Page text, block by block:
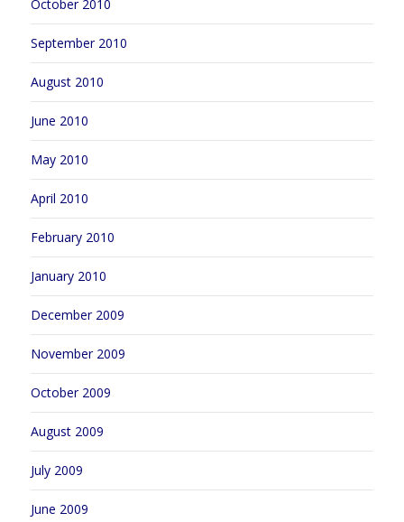
October 2010
September 2010
August 2010
June 2010
May 2010
April 2010
February 2010
January 2010
December 2009
November 2009
October 2009
August 2009
July 2009
June 2009